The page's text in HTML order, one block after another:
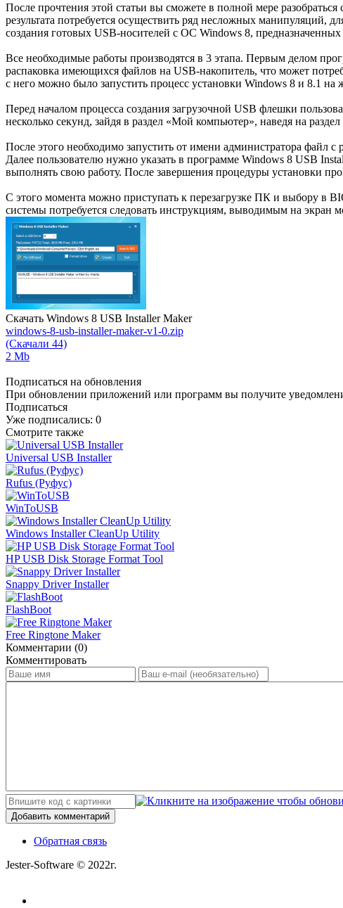
После прочтения этой статьи вы сможете в полной мере
результата потребуется осуществить ряд несложных манипуляций,
создания готовых USB-носителей с ОС Windows 8,
Все необходимые работы производятся в 3 этапа. Первым делом
распаковка имеющихся файлов на USB-накопитель, что может
с него можно было запустить процесс установки Windows 8 и 8.1 на
Перед началом процесса создания загрузочной USB флешки
несколько секунд, зайдя в раздел «Мой компьютер», наведя на
После этого необходимо запустить от имени администратора файл
Далее пользователю нужно указать в программе Windows 8 USB
выполнять свою работу. После завершения процедуры установки
С этого момента можно приступать к перезагрузке ПК и выбору в
системы потребуется следовать инструкциям, выводимым на экран
Скачать Windows 8 USB Installer Maker
windows-8-usb-installer-maker-v1-0.zip
(Скачали 44)
2 Mb
Подписаться на обновления
При обновлении приложений или программ вы получите
Подписаться
Уже подписались: 0
Смотрите также
Universal USB Installer
Rufus (Руфус)
WinToUSB
Windows Installer CleanUp Utility
HP USB Disk Storage Format Tool
Snappy Driver Installer
FlashBoot
Free Ringtone Maker
Комментарии (0)
Комментировать
Добавить комментарий
Обратная связь
Jester-Software © 2022г.